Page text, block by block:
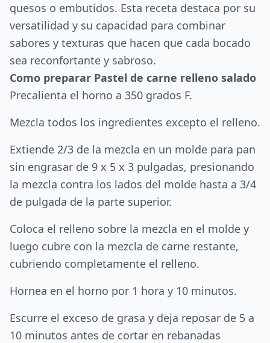
quesos o embutidos. Esta receta destaca por su
versatilidad y su capacidad para combinar
sabores y texturas que hacen que cada bocado
sea reconfortante y sabroso.
Como preparar Pastel de carne relleno salado
Precalienta el horno a 350 grados F.
Mezcla todos los ingredientes excepto el relleno.
Extiende 2/3 de la mezcla en un molde para pan
sin engrasar de 9 x 5 x 3 pulgadas, presionando
la mezcla contra los lados del molde hasta a 3/4
de pulgada de la parte superior.
Coloca el relleno sobre la mezcla en el molde y
luego cubre con la mezcla de carne restante,
cubriendo completamente el relleno.
Hornea en el horno por 1 hora y 10 minutos.
Escurre el exceso de grasa y deja reposar de 5 a
10 minutos antes de cortar en rebanadas